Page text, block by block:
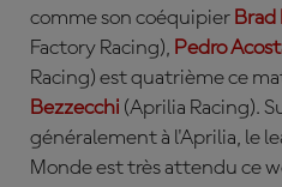
comme son coéquipier Brad
Factory Racing), Pedro
Racing) est quatrième ce
Bezzecchi (Aprilia Racing).
généralement à l'Aprilia, le
Monde est très attendu ce